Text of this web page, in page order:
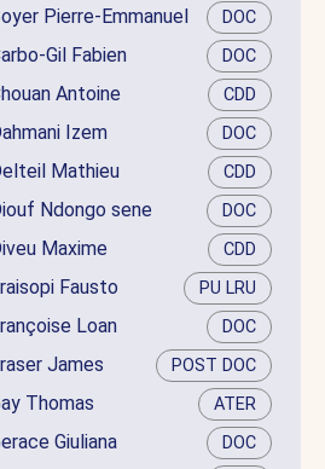
Pierre-Emmanuel DOC
Gil Fabien DOC
Antoine CDD
Izem DOC
Mathieu CDD
Ndongo sene DOC
Maxime CDD
Fausto PU LRU
Loan DOC
James POST DOC
Thomas ATER
Giuliana DOC